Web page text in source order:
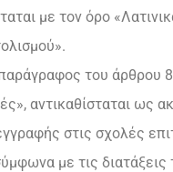
με τον όρο
του άρθρου
αντικαθίσταται ως
στις σχολές
με τις διατάξεις